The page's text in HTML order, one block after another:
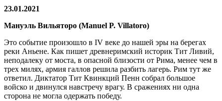
23.01.2021
Мануэль Вильяторо (Manuel P. Villatoro)
Это событие произошло в IV веке до нашей эры на берегах
реки Аньене. Как пишет древнеримский историк Тит Ливий,
неподалеку от моста, в опасной близости от Рима, менее чем в
трех милях, армия галлов решила разбить лагерь. Рим тут же
ответил. Диктатор Тит Квинкций Пенн собрал большое
войско и двинулся навстречу врагу. В сражениях ни одна
сторона не могла одержать победу.